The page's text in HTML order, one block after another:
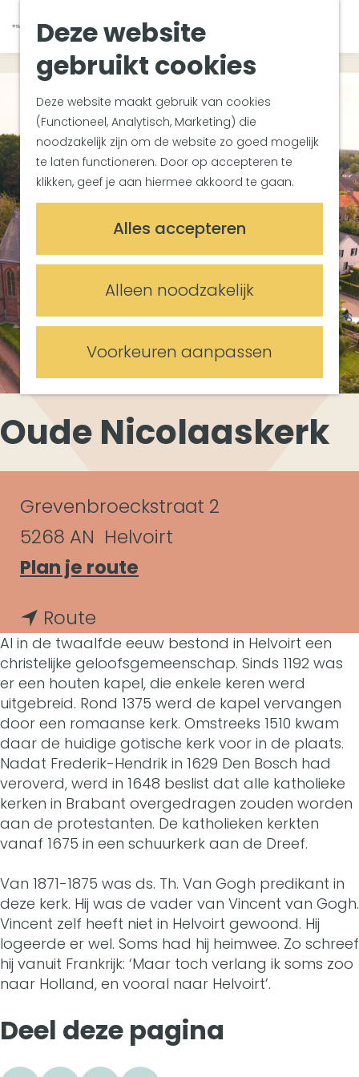
Deze website
gebruikt cookies
Deze website maakt gebruik van cookies
(Functioneel, Analytisch, Marketing) die
noodzakelijk zijn om de website zo goed mogelijk
te laten functioneren. Door op accepteren te
klikken, geef je aan hiermee akkoord te gaan.
Alles accepteren
Alleen noodzakelijk
Voorkeuren aanpassen
a
r
d
e
h
o
m
e
p
a
g
e
K
a
a
r
t
Z
o
e
k
e
n
M
e
u
Zuiderwaterlinie
Met groepen
Met kinderen
In de omgeving
Plan je bezoek
Bereikbaarheid
Overnachten
Plan op de kaart
Meetings & Events
Vergaderlocaties
Evenementenlocaties
Oude Nicolaaskerk
C
o
n
t
a
c
t
Grevenbroeckstraat 2
5268 AN Helvoirt
Plan je route
a
r
O
u
d
e
N
i
o
l
a
a
s
Route
a
a
r
O
u
d
e
i
c
o
l
a
Al in de twaalfde eeuw bestond in Helvoirt een
christelijke geloofsgemeenschap. Sinds 1192 was
er een houten kapel, die enkele keren werd
uitgebreid. Rond 1375 werd de kapel vervangen
door een romaanse kerk. Omstreeks 1510 kwam
daar de huidige gotische kerk voor in de plaats.
Nadat Frederik-Hendrik in 1629 Den Bosch had
veroverd, werd in 1648 beslist dat alle katholieke
kerken in Brabant overgedragen zouden worden
aan de protestanten. De katholieken kerkten
vanaf 1675 in een schuurkerk aan de Dreef.
Van 1871-1875 was ds. Th. Van Gogh predikant in
deze kerk. Hij was de vader van Vincent van Gogh.
Vincent zelf heeft niet in Helvoirt gewoond. Hij
logeerde er wel. Soms had hij heimwee. Zo schreef
hij vanuit Frankrijk: ‘Maar toch verlang ik soms zoo
naar Holland, en vooral naar Helvoirt’.
Deel deze pagina